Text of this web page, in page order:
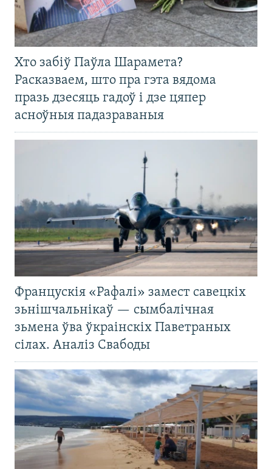
Хто забіў Паўла Шарамета?
Расказваем, што пра гэта вядома
празь дзесяць гадоў і дзе цяпер
асноўныя падазраваныя
Францускія «Рафалі» замест савецкіх
зьнішчальнікаў — сымбалічная
зьмена ўва ўкраінскіх Паветраных
сілах. Аналіз Свабоды